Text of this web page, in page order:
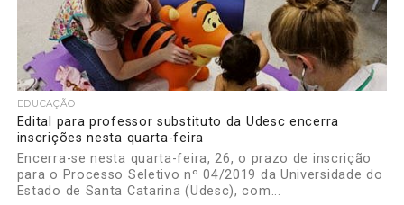
EDUCAÇÃO
Edital para professor substituto da Udesc encerra
inscrições nesta quarta-feira
Encerra-se nesta quarta-feira, 26, o prazo de inscrição
para o Processo Seletivo nº 04/2019 da Universidade do
Estado de Santa Catarina (Udesc), com...